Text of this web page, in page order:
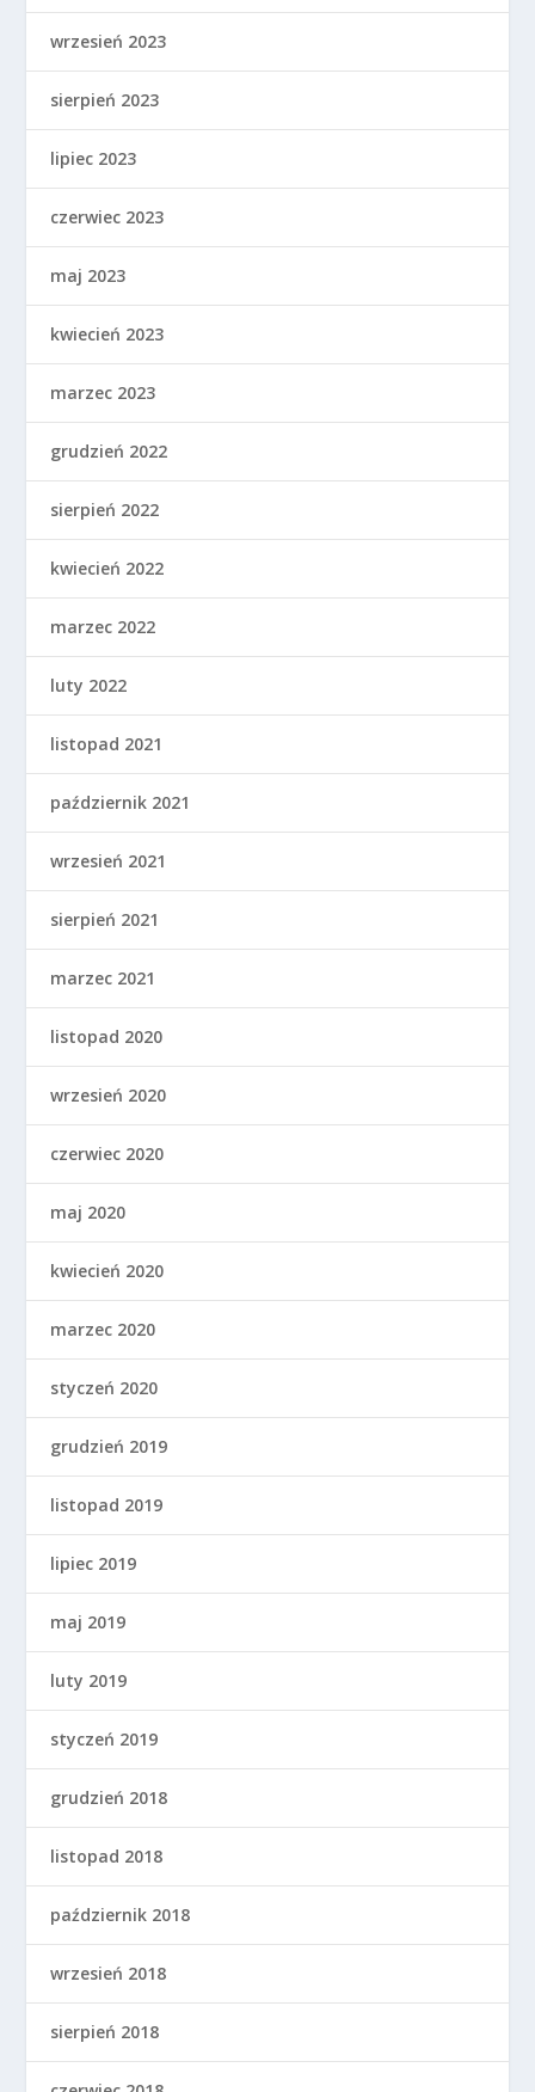
wrzesień 2023
sierpień 2023
lipiec 2023
czerwiec 2023
maj 2023
kwiecień 2023
marzec 2023
grudzień 2022
sierpień 2022
kwiecień 2022
marzec 2022
luty 2022
listopad 2021
październik 2021
wrzesień 2021
sierpień 2021
marzec 2021
listopad 2020
wrzesień 2020
czerwiec 2020
maj 2020
kwiecień 2020
marzec 2020
styczeń 2020
grudzień 2019
listopad 2019
lipiec 2019
maj 2019
luty 2019
styczeń 2019
grudzień 2018
listopad 2018
październik 2018
wrzesień 2018
sierpień 2018